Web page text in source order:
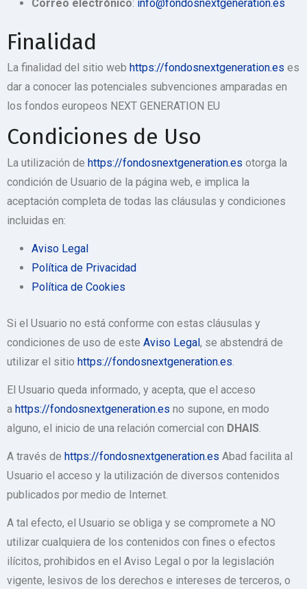
Correo electrónico: info@fondosnextgeneration.es
Finalidad
La finalidad del sitio web https://fondosnextgeneration.es es
dar a conocer las potenciales subvenciones amparadas en
los fondos europeos NEXT GENERATION EU
Condiciones de Uso
La utilización de https://fondosnextgeneration.es otorga la
condición de Usuario de la página web, e implica la
aceptación completa de todas las cláusulas y condiciones
incluidas en:
Aviso Legal
Política de Privacidad
Política de Cookies
Si el Usuario no está conforme con estas cláusulas y
condiciones de uso de este Aviso Legal, se abstendrá de
utilizar el sitio https://fondosnextgeneration.es
El Usuario queda informado, y acepta, que el acceso
a https://fondosnextgeneration.es no supone, en modo
alguno, el inicio de una relación comercial con DHAIS
A través de https://fondosnextgeneration.es Abad facilita al
Usuario el acceso y la utilización de diversos contenidos
publicados por medio de Internet.
A tal efecto, el Usuario se obliga y se compromete a NO
utilizar cualquiera de los contenidos con fines o efectos
ilícitos, prohibidos en el Aviso Legal o por la legislación
vigente, lesivos de los derechos e intereses de terceros, o